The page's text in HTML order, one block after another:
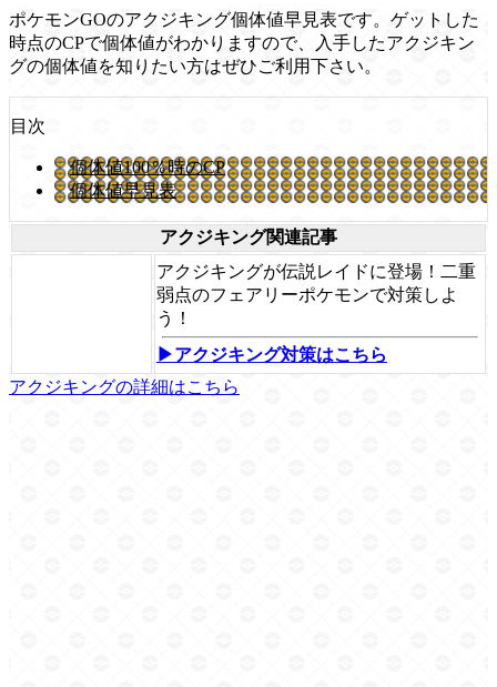
ポケモンGOのアクジキング個体値早見表です。ゲットした
時点のCPで個体値がわかりますので、入手したアクジキン
グの個体値を知りたい方はぜひご利用下さい。
目次
個体値100％時のCP
個体値早見表
アクジキング関連記事
アクジキングが伝説レイドに登場！二重
弱点のフェアリーポケモンで対策しよ
う！
▶アクジキング対策はこちら
アクジキングの詳細はこちら